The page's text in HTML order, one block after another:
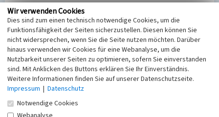
LfD-BKM/2023
Adolfhütte, Direktorenvilla
Schlagwörter
Villa
Ort
Crosta
Alternativer Ortsname
Chróst
Wir verwenden Cookies
Dies sind zum einen technisch notwendige Cookies, um die
Funktionsfähigkeit der Seiten sicherzustellen. Diesen können Sie
nicht widersprechen, wenn Sie die Seite nutzen möchten. Darüber
hinaus verwenden wir Cookies für eine Webanalyse, um die
Nutzbarkeit unserer Seiten zu optimieren, sofern Sie einverstanden
sind. Mit Anklicken des Buttons erklären Sie Ihr Einverständnis.
Weitere Informationen finden Sie auf unserer Datenschutzseite.
Impressum | Datenschutz
Notwendige Cookies